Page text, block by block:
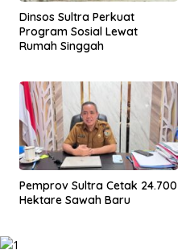
Dinsos Sultra Perkuat
Program Sosial Lewat
Rumah Singgah
Pemprov Sultra Cetak 24.700
Hektare Sawah Baru